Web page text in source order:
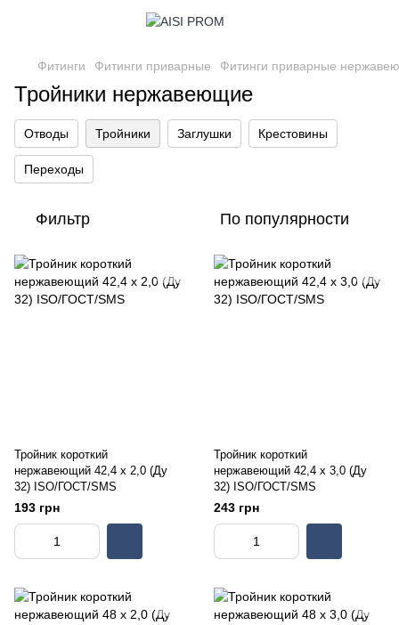
Фитинги Фитинги приварные Фитинги приварные
Тройники нержавеющие
Отводы Тройники Заглушки Крестовины
Переходы
Фильтр По популярности
Тройник короткий
нержавеющий 42,4 х 2,0 (Ду
32) ISO/ГОСТ/SMS
193 грн
Тройник короткий
нержавеющий 42,4 х 3,0 (Ду
32) ISO/ГОСТ/SMS
243 грн